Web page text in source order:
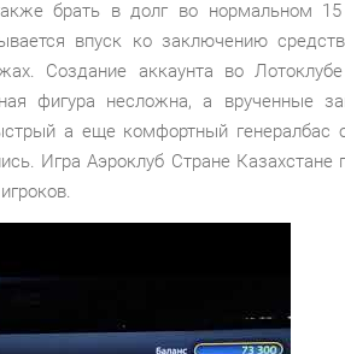
брать в долг во нормальном 15
впуск ко заключению
Создание аккаунта во
фигура несложна, а врученные
а еще комфортный генералбас
Игра Аэроклуб Стране Казахстане